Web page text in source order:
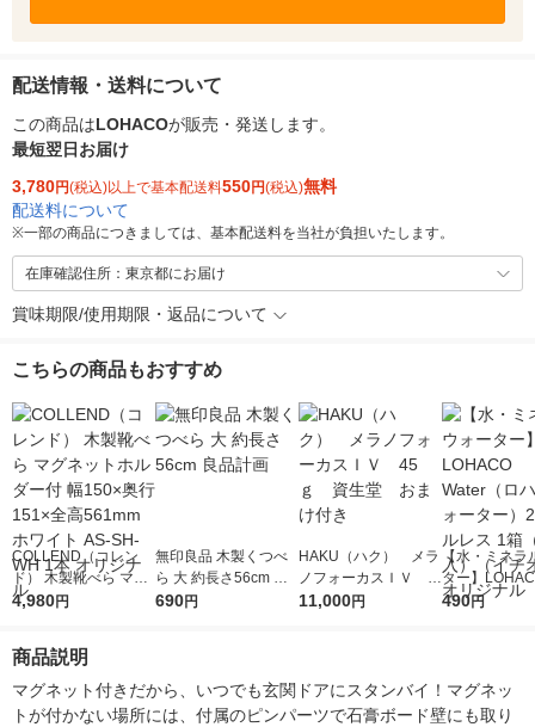
配送情報・送料について
この商品はLOHACOが販売・発送します。
最短翌日お届け
3,780円(税込)以上で基本配送料550円(税込)無料
配送料について
※一部の商品につきましては、基本配送料を当社が負担いたします。
在庫確認住所：東京都にお届け
賞味期限/使用期限・返品について
こちらの商品もおすすめ
COLLEND（コレン
ド） 木製靴べら マグ
ネットホルダー付 幅1
WH 1本 オリジナル
4,980円
無印良品 木製くつべ
ら 大 約長さ56cm 良
品計画
690円
HAKU（ハク） メラ
ノフォーカスＩＶ 4
5ｇ 資生堂 おまけ
11,000円
【水・ミネラ
ター】
r（ロハコウ
490円
商品説明
マグネット付きだから、いつでも玄関ドアにスタンバイ！マグネッ
トが付かない場所には、付属のピンパーツで石膏ボード壁にも取り